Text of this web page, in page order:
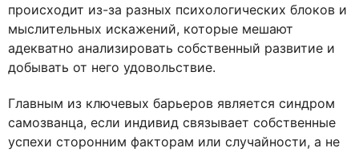
происходит из-за разных психологических блоков и
мыслительных искажений, которые мешают
адекватно анализировать собственный развитие и
добывать от него удовольствие.
Главным из ключевых барьеров является синдром
самозванца, если индивид связывает собственные
успехи сторонним факторам или случайности, а не